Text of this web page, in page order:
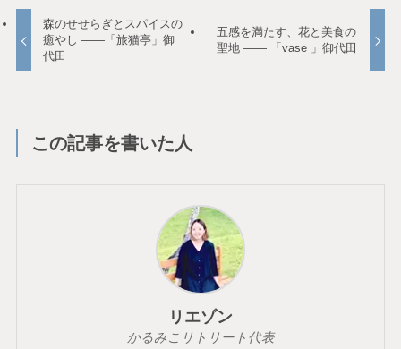
森のせせらぎとスパイスの
癒やし ——「旅猫亭」御
代田
五感を満たす、花と美食の
聖地 —— 「vase 」御代田
この記事を書いた人
リエゾン
かるみこリトリート代表